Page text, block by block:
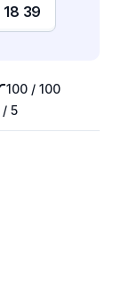
39
100 / 100
5